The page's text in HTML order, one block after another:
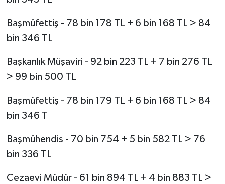
Başmüfettiş - 78 bin 178 TL + 6 bin 168 TL > 84
bin 346 TL
Başkanlık Müşaviri - 92 bin 223 TL + 7 bin 276 TL
> 99 bin 500 TL
Başmüfettiş - 78 bin 179 TL + 6 bin 168 TL > 84
bin 346 T
Başmühendis - 70 bin 754 + 5 bin 582 TL > 76
bin 336 TL
Cezaevi Müdür - 61 bin 894 TL + 4 bin 883 TL >